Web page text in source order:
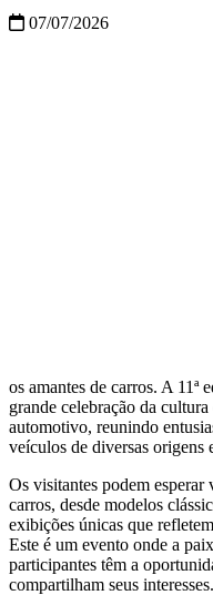
07/07/2026
os amantes de carros. A 11ª
grande celebração da
automotivo, reunindo
veículos de diversas origens
Os visitantes podem esperar
carros, desde modelos
exibições únicas que
Este é um evento onde a
participantes têm a
compartilham seus interesses.